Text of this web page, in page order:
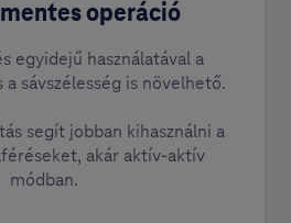
operáció
egyidejű használatával a
a sávszélesség is növelhető.
segít jobban kihasználni a
akár aktív-aktív
módban.